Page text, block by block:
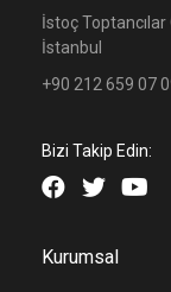
İstoç
İstanbul
+90 212 659 07
Bizi Takip Edin:
Kurumsal